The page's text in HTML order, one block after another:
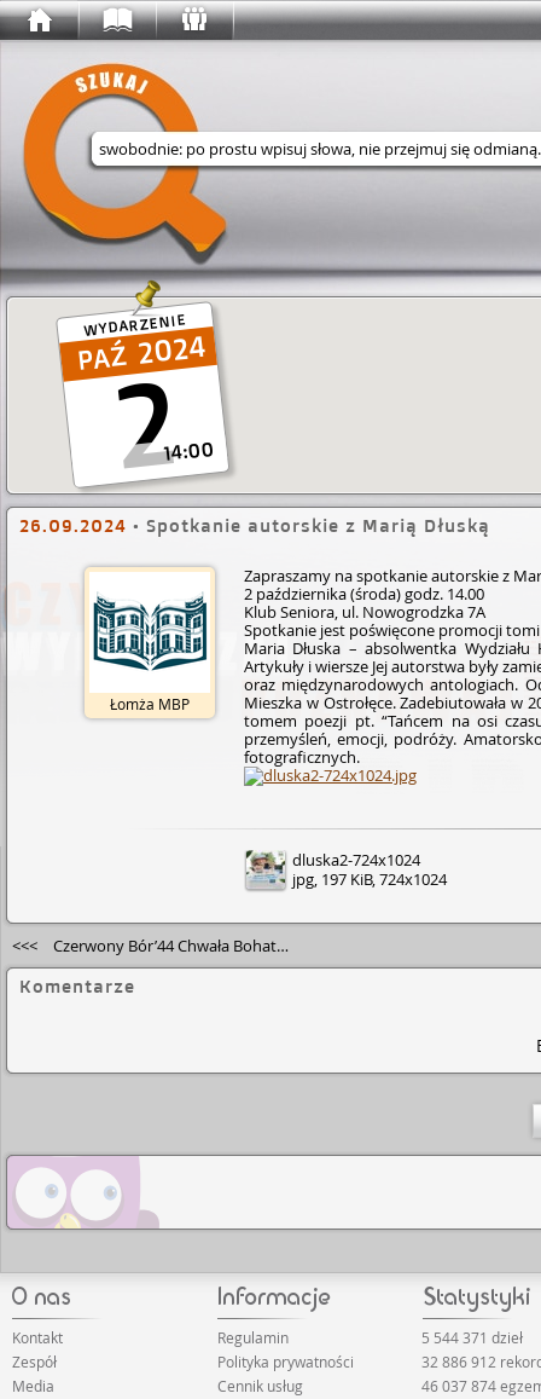
Wyszukaj w serwisie
WYDARZENIE
2024
214:00
26.09.2024 • Spotkanie autorskie z Marią Dłuską
Łomża MBP
Zapraszamy na spotkanie autorskie z
2 października (środa) godz. 14.00
Klub Seniora, ul. Nowogrodzka 7A
Spotkanie jest poświęcone promocji
Maria Dłuska – absolwentka
Artykuły i wiersze Jej autorstwa były
oraz międ­zyna­rodo­wych­ antologiach.
Mieszka w Ostrołęce. Zadebiutowała
tomem poezji pt. “Tańcem na osi
przemyśleń, emocji, podróży.
fotograficznych.
dluska2-724x1024
jpg, 197 KiB, 724x1024
<<< Czerwony Bór’44 Chwała Bohaterom! – warsztaty – dzień 2
Komentarze
Kontakt
Zespół
Media
Regulamin
Polityka prywatności
Cennik usług
5 544 371 dzieł
32 886 912
46 037 874